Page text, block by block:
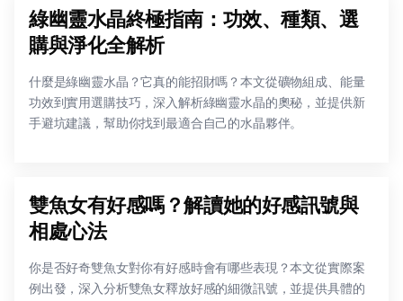
綠幽靈水晶終極指南：功效、種類、選
購與淨化全解析
什麼是綠幽靈水晶？它真的能招財嗎？本文從礦物組成、能量
功效到實用選購技巧，深入解析綠幽靈水晶的奧秘，並提供新
手避坑建議，幫助你找到最適合自己的水晶夥伴。
雙魚女有好感嗎？解讀她的好感訊號與
相處心法
你是否好奇雙魚女對你有好感時會有哪些表現？本文從實際案
例出發，深入分析雙魚女釋放好感的細微訊號，並提供具體的